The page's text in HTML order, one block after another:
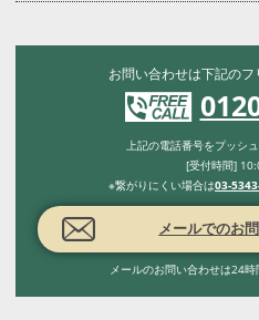
お問い合わせは下記の
上記の電話番号をプッシ
[受付時間]
※繋がりにくい場合は03-
メールでのお
メールのお問い合わせは24時